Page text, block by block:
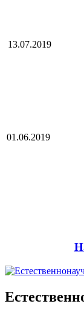
13.07.2019
01.06.2019